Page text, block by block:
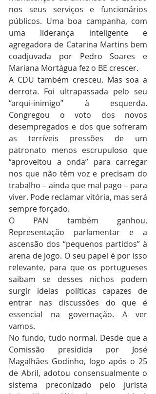
nos seus serviços e funcionários
públicos. Uma boa campanha, com
uma liderança inteligente e
agregadora de Catarina Martins bem
coadjuvada por Pedro Soares e
Mariana Mortágua fez o BE crescer.
A CDU também cresceu. Mas soa a
derrota. Foi ultrapassada pelo seu
“arqui-inimigo” à esquerda.
Congregou o voto dos novos
desempregados e dos que sofreram
as terríveis pressões de um
patronato menos escrupuloso que
“aproveitou a onda” para carregar
nos que não têm voz e precisam do
trabalho – ainda que mal pago – para
viver. Pode reclamar vitória, mas será
sempre forçado.
O PAN também ganhou.
Representação parlamentar e a
ascensão dos “pequenos partidos” à
arena de jogo. O seu papel é por isso
relevante, para que os portugueses
saibam se desses nichos podem
surgir ideias políticas capazes de
entrar nas discussões do que é
essencial na governação. A ver
vamos.
No fundo, tudo normal. Desde que a
Comissão presidida por José
Magalhães Godinho, logo após o 25
de Abril, adotou consensualmente o
sistema preconizado pelo jurista